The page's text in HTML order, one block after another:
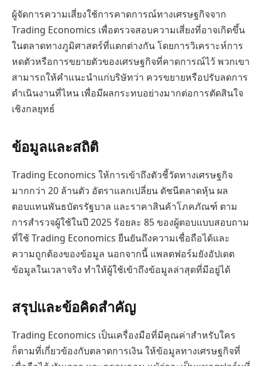
ผู้จัดการความเสี่ยงใช้การคาดการณ์ทางเศรษฐกิจจาก
Trading Economics เพื่อตรวจสอบความเสี่ยงที่อาจเกิดขึ้น
ในตลาดทางภูมิศาสตร์ที่แตกต่างกัน โดยการวิเคราะห์การ
หดตัวหรือการขยายตัวของเศรษฐกิจที่คาดการณ์ไว้ พวกเขา
สามารถให้คำแนะนำแก่บริษัทว่า ควรขยายหรือปรับลดการ
ดำเนินงานที่ไหน เพื่อมีผลกระทบอย่างมากต่อการตัดสินใจ
เชิงกลยุทธ์
ข้อมูลและสถิติ
Trading Economics ให้การเข้าถึงตัวชี้วัดทางเศรษฐกิจ
มากกว่า 20 ล้านตัว อัตราแลกเปลี่ยน ดัชนีตลาดหุ้น ผล
ตอบแทนพันธบัตรรัฐบาล และราคาสินค้าโภคภัณฑ์ ตาม
การสำรวจผู้ใช้ในปี 2025 ร้อยละ 85 ของผู้ตอบแบบสอบถาม
ที่ใช้ Trading Economics ยืนยันถึงความเชื่อถือได้และ
ความถูกต้องของข้อมูล นอกจากนี้ แพลตฟอร์มยังอัปเดต
ข้อมูลในเวลาจริง ทำให้ผู้ใช้เข้าถึงข้อมูลล่าสุดที่มีอยู่ได้
สรุปและข้อคิดสำคัญ
Trading Economics เป็นเครื่องมือที่มีคุณค่าสำหรับใคร
ก็ตามที่เกี่ยวข้องกับตลาดการเงิน ให้ข้อมูลทางเศรษฐกิจที่